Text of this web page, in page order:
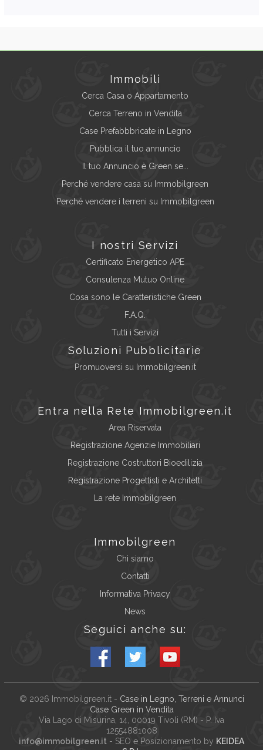
Immobili
Cerca Casa o Appartamento
Cerca Terreno in Vendita
Case Prefabbbricate in Legno
Pubblica il tuo annuncio
Il tuo Annuncio è Green se...
Perché vendere casa su Immobilgreen
Perché vendere i terreni su Immobilgreen
I nostri Servizi
Certificato Energetico APE
Consulenza Mutuo Online
Cosa sono le Caratteristiche Green
F.A.Q.
Tutti i Servizi
Soluzioni Pubblicitarie
Promuoversi su Immobilgreen.it
Entra nella Rete Immobilgreen.it
Area Riservata
Registrazione Agenzie Immobiliari
Registrazione Costruttori Bioedilizia
Registrazione Progettisti e Architetti
La rete Immobilgreen
Immobilgreen
Chi siamo
Contatti
Informativa Privacy
News
Seguici anche su:
© 2026 Immobilgreen.it- Case in Legno, Terreni e Annunci
Case Green in Vendita
Via Lago di Misurina, 14 , 00019 Tivoli (RM) - P. Iva
12554881008
info@immobilgreen.it - SEO e Posizionamento by KEIDEA